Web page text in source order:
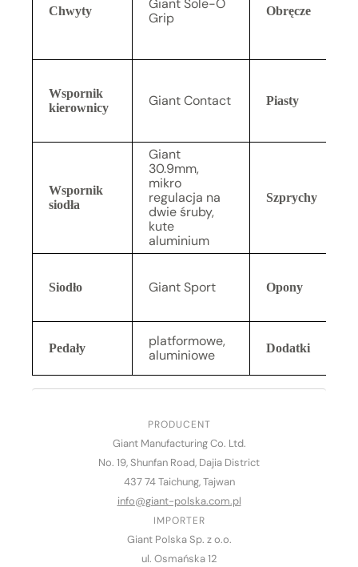
Chwyty
Giant Sole-O
Grip
Obręcze
Wspornik
kierownicy
Giant Contact Piasty
Wspornik
siodła
Giant
30.9mm,
mikro
regulacja na
dwie śruby,
kute
aluminium
Szprychy
Siodło Giant Sport Opony
Pedały
platformowe,
aluminiowe
Dodatki
PRODUCENT
Giant Manufacturing Co. Ltd.
No. 19, Shunfan Road, Dajia District
437 74 Taichung, Tajwan
info@giant-polska.com.pl
IMPORTER
Giant Polska Sp. z o.o.
ul. Osmańska 12